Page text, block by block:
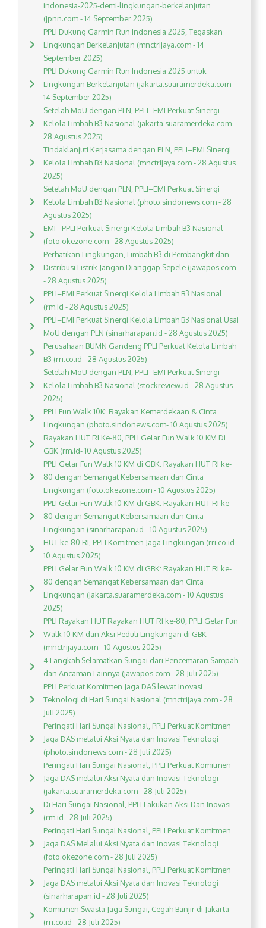
indonesia-2025-demi-lingkungan-berkelanjutan
(jpnn.com - 14 September 2025)
PPLI Dukung Garmin Run Indonesia 2025, Tegaskan
Lingkungan Berkelanjutan (mnctrijaya.com - 14
September 2025)
PPLI Dukung Garmin Run Indonesia 2025 untuk
Lingkungan Berkelanjutan (jakarta.suaramerdeka.com -
14 September 2025)
Setelah MoU dengan PLN, PPLI–EMI Perkuat Sinergi
Kelola Limbah B3 Nasional (jakarta.suaramerdeka.com -
28 Agustus 2025)
Tindaklanjuti Kerjasama dengan PLN, PPLI–EMI Sinergi
Kelola Limbah B3 Nasional (mnctrijaya.com - 28 Agustus
2025)
Setelah MoU dengan PLN, PPLI–EMI Perkuat Sinergi
Kelola Limbah B3 Nasional (photo.sindonews.com - 28
Agustus 2025)
EMI - PPLI Perkuat Sinergi Kelola Limbah B3 Nasional
(foto.okezone.com - 28 Agustus 2025)
Perhatikan Lingkungan, Limbah B3 di Pembangkit dan
Distribusi Listrik Jangan Dianggap Sepele (jawapos.com
- 28 Agustus 2025)
PPLI–EMI Perkuat Sinergi Kelola Limbah B3 Nasional
(rm.id - 28 Agustus 2025)
PPLI–EMI Perkuat Sinergi Kelola Limbah B3 Nasional Usai
MoU dengan PLN (sinarharapan.id - 28 Agustus 2025)
Perusahaan BUMN Gandeng PPLI Perkuat Kelola Limbah
B3 (rri.co.id - 28 Agustus 2025)
Setelah MoU dengan PLN, PPLI–EMI Perkuat Sinergi
Kelola Limbah B3 Nasional (stockreview.id - 28 Agustus
2025)
PPLI Fun Walk 10K: Rayakan Kemerdekaan & Cinta
Lingkungan (photo.sindonews.com- 10 Agustus 2025)
Rayakan HUT RI Ke-80, PPLI Gelar Fun Walk 10 KM Di
GBK (rm.id- 10 Agustus 2025)
PPLI Gelar Fun Walk 10 KM di GBK: Rayakan HUT RI ke-
80 dengan Semangat Kebersamaan dan Cinta
Lingkungan (foto.okezone.com - 10 Agustus 2025)
PPLI Gelar Fun Walk 10 KM di GBK: Rayakan HUT RI ke-
80 dengan Semangat Kebersamaan dan Cinta
Lingkungan (sinarharapan.id - 10 Agustus 2025)
HUT ke-80 RI, PPLI Komitmen Jaga Lingkungan (rri.co.id -
10 Agustus 2025)
PPLI Gelar Fun Walk 10 KM di GBK: Rayakan HUT RI ke-
80 dengan Semangat Kebersamaan dan Cinta
Lingkungan (jakarta.suaramerdeka.com - 10 Agustus
2025)
PPLI Rayakan HUT Rayakan HUT RI ke-80, PPLI Gelar Fun
Walk 10 KM dan Aksi Peduli Lingkungan di GBK
(mnctrijaya.com - 10 Agustus 2025)
4 Langkah Selamatkan Sungai dari Pencemaran Sampah
dan Ancaman Lainnya (jawapos.com - 28 Juli 2025)
PPLI Perkuat Komitmen Jaga DAS lewat Inovasi
Teknologi di Hari Sungai Nasional (mnctrijaya.com - 28
Juli 2025)
Peringati Hari Sungai Nasional, PPLI Perkuat Komitmen
Jaga DAS melalui Aksi Nyata dan Inovasi Teknologi
(photo.sindonews.com - 28 Juli 2025)
Peringati Hari Sungai Nasional, PPLI Perkuat Komitmen
Jaga DAS melalui Aksi Nyata dan Inovasi Teknologi
(jakarta.suaramerdeka.com - 28 Juli 2025)
Di Hari Sungai Nasional, PPLI Lakukan Aksi Dan Inovasi
(rm.id - 28 Juli 2025)
Peringati Hari Sungai Nasional, PPLI Perkuat Komitmen
Jaga DAS Melalui Aksi Nyata dan Inovasi Teknologi
(foto.okezone.com - 28 Juli 2025)
Peringati Hari Sungai Nasional, PPLI Perkuat Komitmen
Jaga DAS melalui Aksi Nyata dan Inovasi Teknologi
(sinarharapan.id - 28 Juli 2025)
Komitmen Swasta Jaga Sungai, Cegah Banjir di Jakarta
(rri.co.id - 28 Juli 2025)